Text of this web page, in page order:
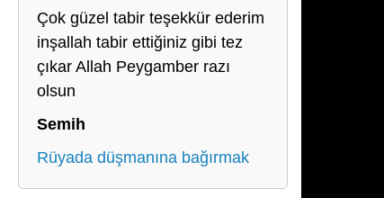
Çok güzel tabir teşekkür ederim
inşallah tabir ettiğiniz gibi tez
çıkar Allah Peygamber razı
olsun
Semih
Rüyada düşmanına bağırmak